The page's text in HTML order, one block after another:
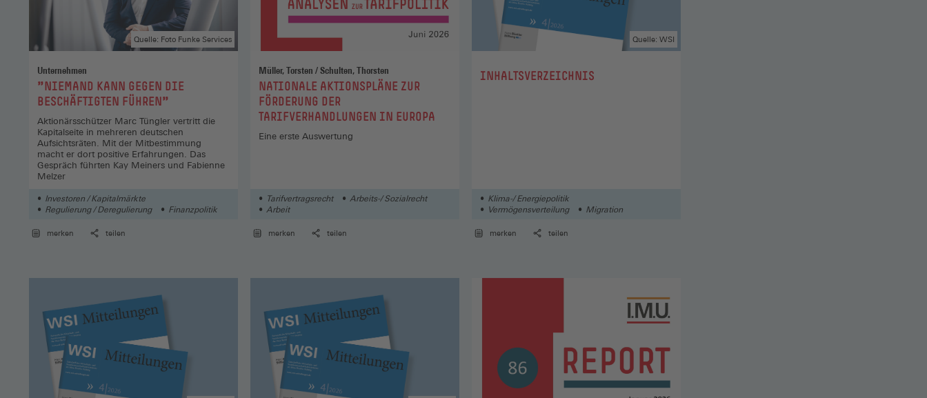
Unternehmen
:"NIEMAND KANN GEGEN DIE
BESCHÄFTIGTEN FÜHREN"
Quelle: Foto Funke Services
Aktionärsschützer Marc Tüngler vertritt die
Kapitalseite in mehreren deutschen
Aufsichtsräten. Mit der Mitbestimmung
macht er dort positive Erfahrungen. Das
Gespräch führten Kay Meiners und Fabienne
Melzer
Investoren / Kapitalmärkte
Regulierung / Deregulierung
Finanzpolitik
merken teilen
Müller, Torsten / Schulten, Thorsten
:NATIONALE AKTIONSPLÄNE ZUR
FÖRDERUNG DER
TARIFVERHANDLUNGEN IN EUROPA
Eine erste Auswertung
Tarifvertragsrecht
Arbeits-/ Sozialrecht
Arbeit
merken teilen
:INHALTSVERZEICHNIS
Quelle: WSI
Klima-/ Energiepolitik
Vermögensverteilung
Migration
merken teilen